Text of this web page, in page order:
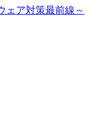
ェア対策最前線～